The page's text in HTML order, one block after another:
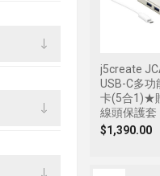
j5create
USB-C多功
卡(5合1)★
線頭保護套
$1,390.00